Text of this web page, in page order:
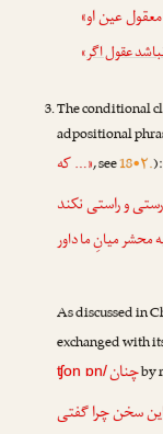
عین او»
عقول اگر»
The conditional
adpositional
که …», see18•۲.):
و راستی نکند
محشر میانِ ما داور
As discussed in
exchanged with
ʧon ɒn/چنانby
سخن چرا گفتی